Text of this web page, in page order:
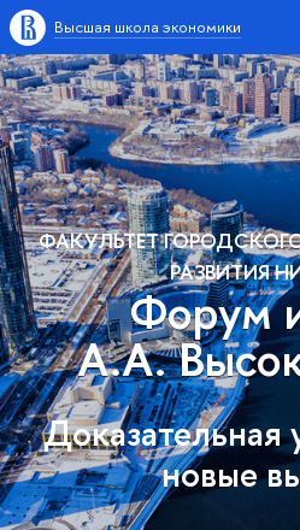
Высшая школа экономики
ФАКУЛЬТЕТ
РАЗВИТИЯ
Форум
А.А.
Доказательная
новые